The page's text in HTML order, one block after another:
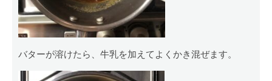
バターが溶けたら、牛乳を加えてよくかき混ぜます。